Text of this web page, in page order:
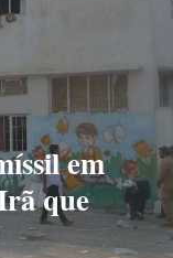
em
que